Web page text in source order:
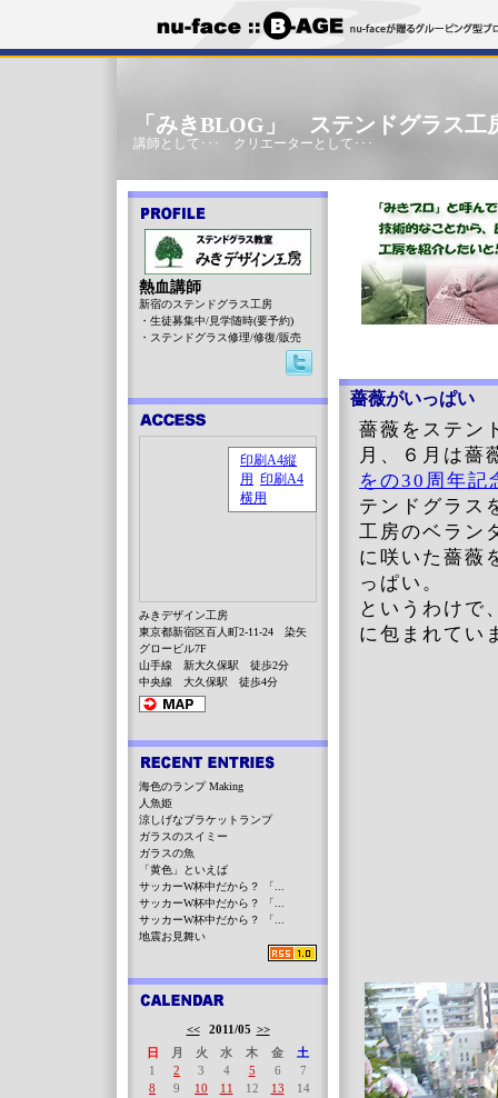
「みきBLOG」 ステンドグラス工
講師として･･･ クリエーターとして･･･
薔薇がいっぱい
薔薇をステン
月、６月は薔
をの30周年記
テンドグラス
工房のベラン
に咲いた薔薇
っぱい。
というわけで
に包まれてい
熱血講師
新宿のステンドグラス工房
・生徒募集中/見学随時(要予約)
・ステンドグラス修理/修復/販売
みきデザイン工房
東京都新宿区百人町2-11-24 染矢
グロービル7F
山手線 新大久保駅 徒歩2分
中央線 大久保駅 徒歩4分
海色のランプ Making
人魚姫
涼しげなブラケットランプ
ガラスのスイミー
ガラスの魚
「黄色」といえば
サッカーW杯中だから？ 「...
サッカーW杯中だから？ 「...
サッカーW杯中だから？ 「...
地震お見舞い
<< 2011/05 >>
日
月 火 水 木 金
土
1
2 3 4 5 6
7
8
9 10 11 12 13
14